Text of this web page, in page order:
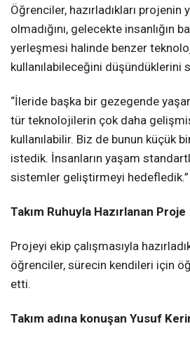
Öğrenciler, hazırladıkları projenin
olmadığını, gelecekte insanlığın
yerleşmesi halinde benzer
kullanılabileceğini düşündüklerini
“İleride başka bir gezegende
tür teknolojilerin çok daha
kullanılabilir. Biz de bunun küçük
istedik. İnsanların yaşam
sistemler geliştirmeyi hedefledik.”
Takım Ruhuyla Hazırlanan Proje
Projeyi ekip çalışmasıyla
öğrenciler, sürecin kendileri için
etti.
Takım adına konuşan Yusuf